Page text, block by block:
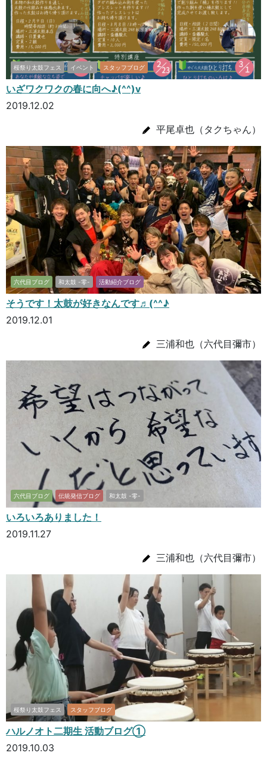
桜祭り太鼓フェス イベント スタッフブログ
いざワクワクの春に向へ♪(^^)v
2019.12.02
平尾卓也（タクちゃん）
六代目ブログ 和太鼓 -零- 活動紹介ブログ
そうです！太鼓が好きなんです♬(^^♪
2019.12.01
三浦和也（六代目彌市）
六代目ブログ 伝統発信ブログ 和太鼓 -零-
いろいろありました！
2019.11.27
三浦和也（六代目彌市）
桜祭り太鼓フェス スタッフブログ
ハルノオト二期生 活動ブログ①
2019.10.03